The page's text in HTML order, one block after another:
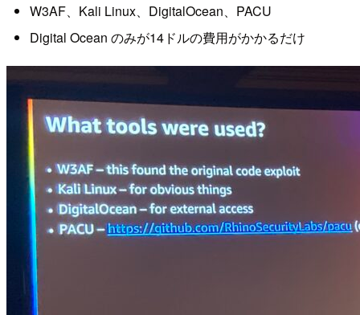
W3AF、Kali Linux、DigitalOcean、PACU
Digital Ocean のみが14ドルの費用がかかるだけ